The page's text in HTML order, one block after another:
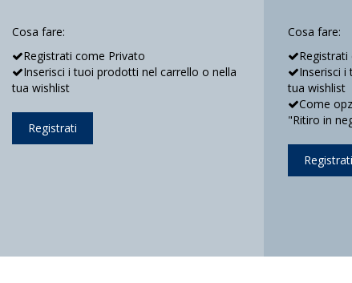
Cosa fare:
Registrati come Privato
Inserisci i tuoi prodotti nel carrello o nella
tua wishlist
Registrati
Cosa fare:
Inserisci
tua wishlist
Come
"Ritiro in
Registrati